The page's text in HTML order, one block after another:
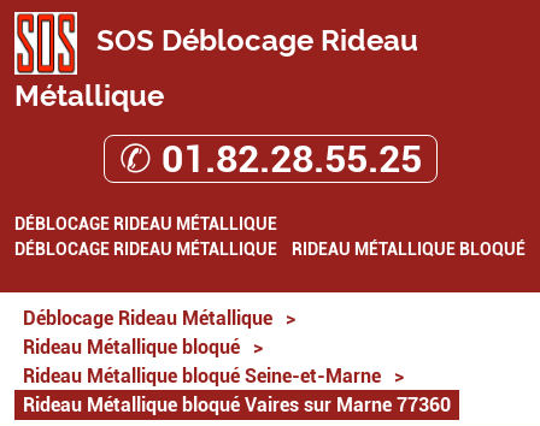
SOS Déblocage Rideau
Métallique
✆ 01.82.28.55.25
DÉBLOCAGE RIDEAU MÉTALLIQUE
DÉBLOCAGE RIDEAU MÉTALLIQUE
RIDEAU MÉTALLIQUE BLOQUÉ
Déblocage Rideau Métallique
>
Rideau Métallique bloqué
>
Rideau Métallique bloqué Seine-et-Marne
>
Rideau Métallique bloqué Vaires sur Marne 77360